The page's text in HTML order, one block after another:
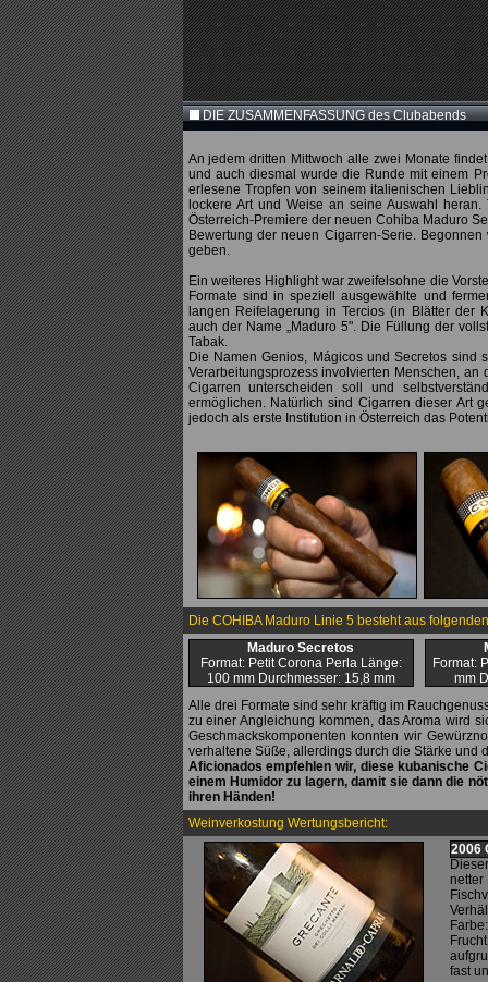
DIE ZUSAMMENFASSUNG des Clubabends
An jedem dritten Mittwoch alle zwei Monate
und auch diesmal wurde die Runde mit einem
erlesene Tropfen von seinem italienischen
lockere Art und Weise an seine Auswahl
Österreich-Premiere der neuen Cohiba Maduro
Bewertung der neuen Cigarren-Serie.
geben.
Ein weiteres Highlight war zweifelsohne die
Formate sind in speziell ausgewählte und
langen Reifelagerung in Tercios (in Blätter der
auch der Name „Maduro 5". Die Füllung der
Tabak.
Die Namen Genios, Mágicos und Secretos
Verarbeitungsprozess involvierten Menschen,
Cigarren unterscheiden soll und
ermöglichen. Natürlich sind Cigarren dieser Art
jedoch als erste Institution in Österreich das
Die COHIBA Maduro Linie 5 besteht aus
Maduro Secretos
Format: Petit Corona Perla Länge:
100 mm Durchmesser: 15,8 mm
Format:
mm
Alle drei Formate sind sehr kräftig im
zu einer Angleichung kommen, das Aroma wird
Geschmackskomponenten konnten wir
verhaltene Süße, allerdings durch die Stärke und
Aficionados empfehlen wir, diese kubanische
einem Humidor zu lagern, damit sie dann die
ihren Händen!
Weinverkostung Wertungsbericht:
2006
netter
fast